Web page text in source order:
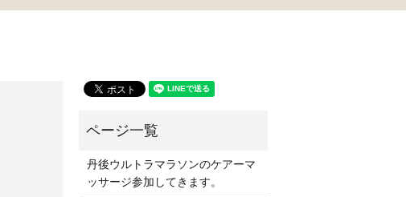
丹後ウルトラマラソンのケアーマ
ッサージ参加してきます。